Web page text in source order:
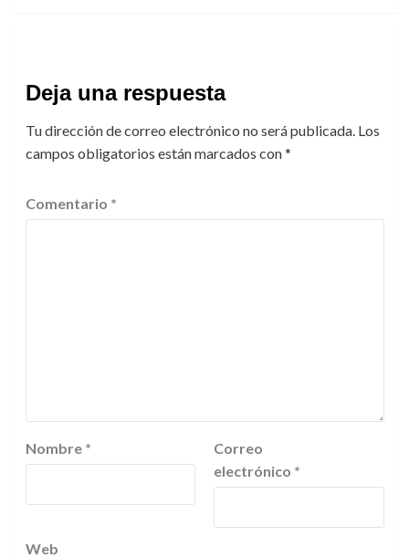
Deja una respuesta
Tu dirección de correo electrónico no será publicada. Los
campos obligatorios están marcados con*
Comentario *
Nombre *
Correo
electrónico *
Web